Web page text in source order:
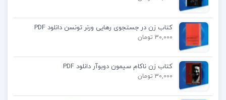
فایل غیر منتظره کریستین بوبن
پی دی اف غیر منتظره
کتاب غیر منتظره کریستین بوبن
کتاب زن در جستجوی رهایی ورنر تونسن دانلود PDF
30,000 تومان
کتاب زن ناکام سیمون دوبوآر دانلود PDF
30,000 تومان